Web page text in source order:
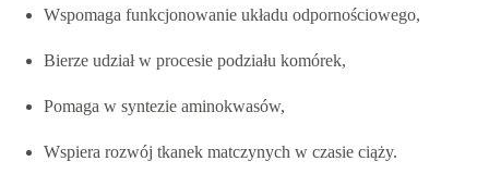
Wspomaga funkcjonowanie układu odpornościowego,
Bierze udział w procesie podziału komórek,
Pomaga w syntezie aminokwasów,
Wspiera rozwój tkanek matczynych w czasie ciąży.